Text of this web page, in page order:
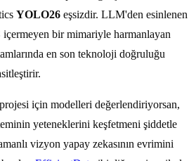
YOLO26 eşsizdir. LLM'den esinlenen
bir mimariyle harmanlayan
en son teknoloji doğruluğu
için modelleri değerlendiriyorsan,
yeteneklerini keşfetmeni şiddetle
vizyon yapay zekasının evrimini